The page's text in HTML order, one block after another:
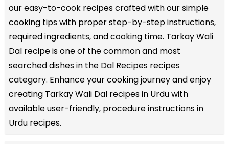
our easy-to-cook recipes crafted with our simple
cooking tips with proper step-by-step instructions,
required ingredients, and cooking time. Tarkay Wali
Dal recipe is one of the common and most
searched dishes in the Dal Recipes recipes
category. Enhance your cooking journey and enjoy
creating Tarkay Wali Dal recipes in Urdu with
available user-friendly, procedure instructions in
Urdu recipes.